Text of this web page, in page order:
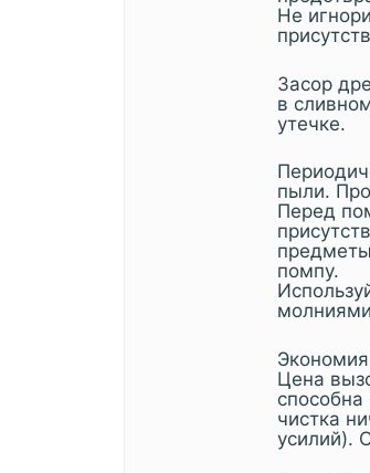
Не
Засор
в
утечке.
пыли.
Перед
помпу.
Цена
чистка
усилий).